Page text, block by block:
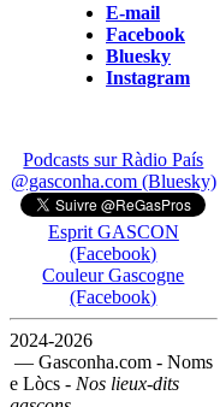
E-mail
Facebook
Bluesky
Instagram
Podcasts sur Ràdio País
@gasconha.com (Bluesky)
Esprit GASCON
(Facebook)
Couleur Gascogne
(Facebook)
2024-2026
— Gasconha.com - Noms
e Lòcs - Nos lieux-dits